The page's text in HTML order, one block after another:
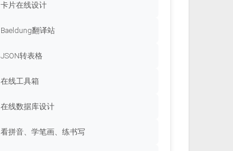
卡片在线设计
Baeldung翻译站
JSON转表格
在线工具箱
在线数据库设计
看拼音、学笔画、练书写